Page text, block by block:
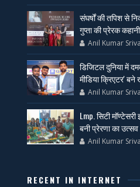
संघर्षों की तपिश से
गुप्ता की प्रेरक कहानी
Anil Kumar
डिजिटल दुनिया में
मीडिया क्रिएटर' बने
Anil Kumar
Lmp. सिटी
बनी प्रेरणा का उत्सव
Anil Kumar
RECENT IN INTERNET